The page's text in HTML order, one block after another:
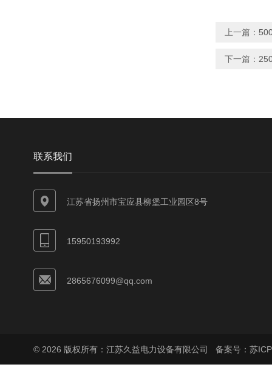
上一篇：
下一篇：
联系我们
江苏省扬州市宝应县柳堡工业园区8号
15950193992
2865676099@qq.com
© 2026 版权所有：江苏久益电力设备有限公司 备案号：苏